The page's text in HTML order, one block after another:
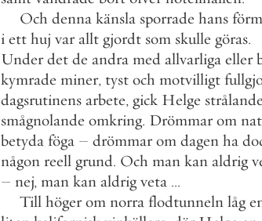
Och denna känsla sporrade hans
i ett huj var allt gjordt som skulle göras.
Under det de andra med allvarliga eller
kymrade miner, tyst och motvilligt
dagsrutinens arbete, gick Helge
smågnolande omkring. Drömmar om
betyda föga – drömmar om dagen ha
någon reell grund. Och man kan aldrig
– nej, man kan aldrig veta ...
Till höger om norra flodtunneln låg